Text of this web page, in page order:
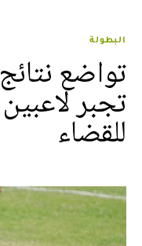
البطولة
تواضع
تجبر
للقضاء